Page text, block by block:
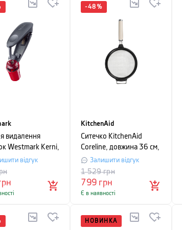
видалення
Westmark Kerni,
15 см, сірий
відгук
-48 %
KitchenAid
Ситечко KitchenAid
Coreline, довжина 36 см,
кремовий
Залишити відгук
799 грн
1 529грн
Є в наявності
НОВИНКА